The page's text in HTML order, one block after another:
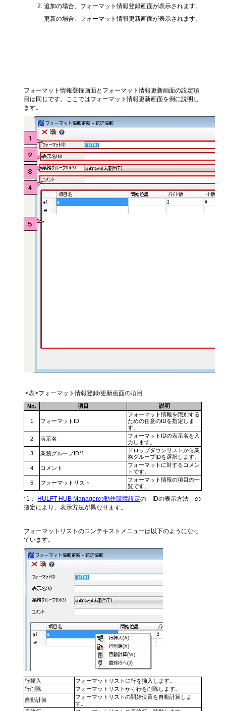
追加の場合、フォーマット情報登録画面が表示されます。
更新の場合、フォーマット情報更新画面が表示されます。
フォーマット情報登録画面とフォーマット情報更新画面の設定項
目は同じです。ここではフォーマット情報更新画面を例に説明し
ます。
<表>フォーマット情報登録/更新画面の項目
No. 項目 説明
1 フォーマットID
フォーマット情報を識別する
ための任意のIDを指定しま
す。
2
表示名
フォーマットIDの表示名を入
力します。
3
業務グループID*1
ドロップダウンリストから業
務グループIDを選択します。
4
コメント
フォーマットに対するコメン
トです。
5
フォーマットリスト
フォーマット情報の項目の一
覧です。
*1： HULFT-HUB Managerの動作環境設定の「IDの表示方法」の
指定により、表示方法が異なります。
フォーマットリストのコンテキストメニューは以下のようになっ
ています。
行挿入
フォーマットリストに行を挿入します。
行削除
フォーマットリストから行を削除します。
自動計算
フォーマットリストの開始位置を自動計算しま
す。